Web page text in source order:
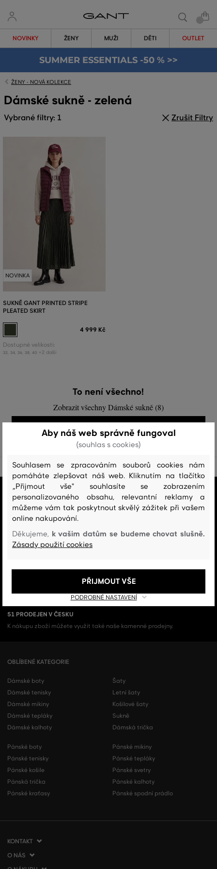
NOVINKY ŽENY MUŽI DĚTI OUTLET
SUMMER ESSENTIALS -50 % >>
ŽENY - NOVÁ KOLEKCE
Dámské sukně - zelená
Vybrané filtry: 1 Zrušit Filtry
NOVINKA
SUKNĚ GANT PRINTED STRIPE
PLEATED SKIRT
4 999 Kč
Dostupné velikosti:
32 34 36 38 40 +2 další
To není všechno!
Zobrazit všechny Dámské sukně (8)
DÁMSKÉ SUKNĚ (8)
VŠE SKLADEM
Všechno zboží v e-shopu je skladem.
ZÁRUKA ORIGINALITY
Výhradní zastoupení a prodej značky v ČR. Kupujete 100% originál.
Doprava nad 1 999 Kč je vždy zdarma, za vrácení zboží u nás nikdy
51 PRODEJEN V ČESKU
K nákupu zboží můžete využít také naše kamenné prodejny.
OBLÍBENÉ KATEGORIE
Dámské boty
Dámské tenisky
Dámské mikiny
Dámské tepláky
Dámské kalhoty
Šaty
Letní šaty
Košilové šaty
Sukně
Dámská trička
Pánské boty
Pánské tenisky
Pánské košile
Pánská trička
Pánské kraťasy
Pánské mikiny
Pánské tepláky
Pánské svetry
Pánské kalhoty
Pánské spodní prádlo
KONTAKT
VERMONT Services Slovakia s. r. o.
Vlčie hrdlo 53
O NÁS
Aby náš web správně fungoval
(souhlas s cookies)
Souhlasem se zpracováním souborů cookies nám
pomáháte zlepšovat náš web. Kliknutím na tlačítko
„Přijmout vše" souhlasíte se zobrazením
personalizovaného obsahu, relevantní reklamy a
můžeme vám tak poskytnout skvělý zážitek při vašem
online nakupování.
Děkujeme, k vašim datům se budeme chovat slušně.
Zásady použití cookies
PODROBNÉ NASTAVENÍ
PŘIJMOUT VŠE